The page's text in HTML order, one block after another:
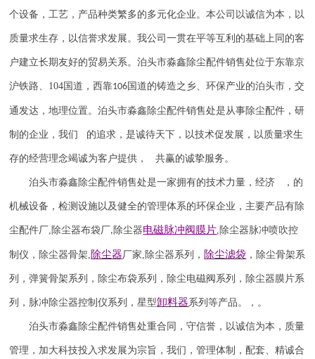
个设备，工艺，产品种类繁多的多元化企业。本公司以诚信为本，以
质量求生存，以信誉求发展。我公司一贯在平等互利的基础上同的客
户建立长期友好的贸易关系。泊头市淼鑫除尘配件销售处位于东靠京
沪铁路、 104 国道，西靠106 国道的铸造之乡、环保产业的泊头市，交
通发达，地理位置。泊头市淼鑫除尘配件销售处是从事除尘配件，研
制的企业，我们 的追求，是诚待天下，以技术促发展，以质量求生
存的经营理念竭诚为客户提供， 共赢的诚挚服务。
泊头市淼鑫除尘配件销售处是一家拥有的技术力量，经济 ，的
机械设备，检测设施以及健全的管理体系的环保企业，主要产品有除
尘配件厂, 除尘器布袋厂, 除尘器电磁脉冲阀膜片, 除尘器脉冲喷吹控
制仪 ， 除尘器骨架,除尘器厂家, 除尘器系列， 除尘滤袋 ，除尘骨架系
列，弹簧骨架系列，除尘布袋系列，除尘电磁阀系列，除尘器膜片系
列，脉冲除尘器控制仪系列，星型卸料器系列等产品。，。
泊头市淼鑫除尘配件销售处重合同，守信誉，以诚信为本，质量
管理，加大科技投入求发展为宗旨，我们，管理体制，配套、精诚合